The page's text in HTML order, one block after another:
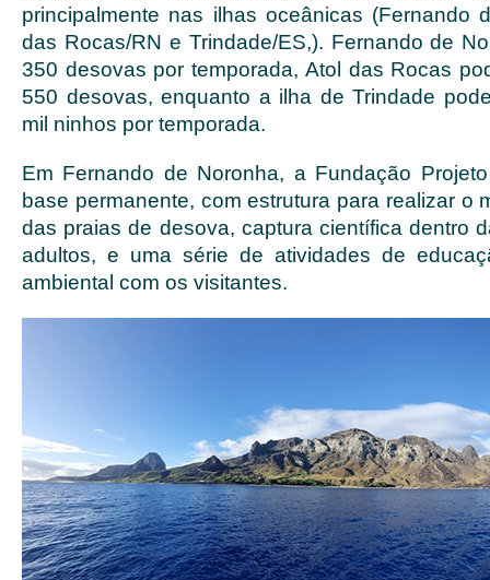
principalmente nas ilhas oceânicas (Fernando
das Rocas/RN e Trindade/ES,). Fernando de
350 desovas por temporada, Atol das Rocas
550 desovas, enquanto a ilha de Trindade
mil ninhos por temporada.
Em Fernando de Noronha, a Fundação
base permanente, com estrutura para realizar o
das praias de desova, captura científica dentro
adultos, e uma série de atividades de
ambiental com os visitantes.